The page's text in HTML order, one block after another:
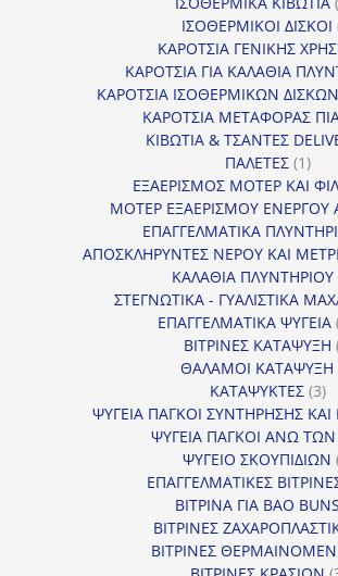
ΙΣΟΘΕΡΜΙΚΟΙ ΔΙΣΚΟΙ
ΚΑΡΟΤΣΙΑ ΓΕΝΙΚΗΣ
ΚΑΡΟΤΣΙΑ ΓΙΑ ΚΑΛΑΘΙΑ
ΚΑΡΟΤΣΙΑ ΙΣΟΘΕΡΜΙΚΩΝ
ΚΑΡΟΤΣΙΑ ΜΕΤΑΦΟΡΑΣ
ΚΙΒΩΤΙΑ & ΤΣΑΝΤΕΣ
ΠΑΛΕΤΕΣ 11
ΕΞΑΕΡΙΣΜΟΣ ΜΟΤΕΡ ΚΑΙ
ΜΟΤΕΡ ΕΞΑΕΡΙΣΜΟΥ ΕΝΕΡΓΟΥ
ΕΠΑΓΓΕΛΜΑΤΙΚΑ
ΑΠΟΣΚΛΗΡΥΝΤΕΣ ΝΕΡΟΥ ΚΑΙ
ΚΑΛΑΘΙΑ ΠΛΥΝΤΗΡΙΟΥ
ΣΤΕΓΝΩΤΙΚΑ - ΓΥΑΛΙΣΤΙΚΑ
ΕΠΑΓΓΕΛΜΑΤΙΚΑ ΨΥΓΕΙΑ
ΒΙΤΡΙΝΕΣ ΚΑΤΑΨΥΞΗ
ΘΑΛΑΜΟΙ ΚΑΤΑΨΥΞΗ
ΚΑΤΑΨΥΚΤΕΣ 33
ΨΥΓΕΙΑ ΠΑΓΚΟΙ ΣΥΝΤΗΡΗΣΗΣ
ΨΥΓΕΙΑ ΠΑΓΚΟΙ ΑΝΩ ΤΩΝ
ΨΥΓΕΙΟ ΣΚΟΥΠΙΔΙΩΝ
ΕΠΑΓΓΕΛΜΑΤΙΚΕΣ
ΒΙΤΡΙΝΑ ΓΙΑ BAO BUNS
ΒΙΤΡΙΝΕΣ
ΒΙΤΡΙΝΕΣ